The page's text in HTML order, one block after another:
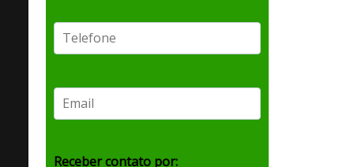
Receber contato por: